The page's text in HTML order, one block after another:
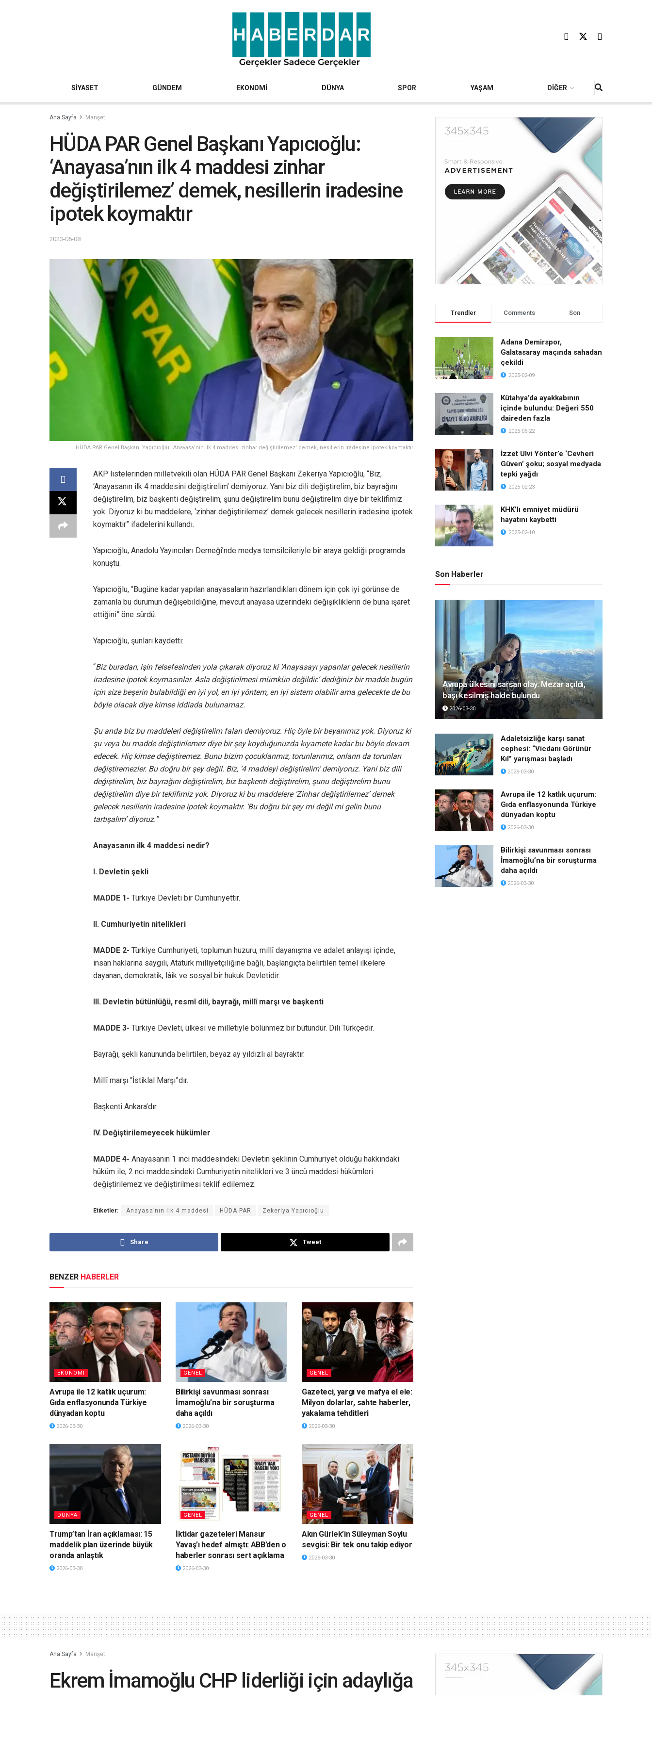
SİYASET GÜNDEM EKONOMİ DÜNYA SPOR YAŞAM DİĞER
Ana Sayfa Manşet
HÜDA PAR Genel Başkanı Yapıcıoğlu:
‘Anayasa’nın ilk 4 maddesi zinhar
değiştirilemez’ demek, nesillerin iradesine
ipotek koymaktır
2023-06-08
HÜDA PAR Genel Başkanı Yapıcıoğlu: 'Anayasa’nın ilk 4 maddesi zinhar değiştirilemez' demek, nesillerin iradesine ipotek koymaktır
AKP listelerinden milletvekili olan HÜDA PAR Genel Başkanı Zekeriya Yapıcıoğlu, “Biz,
‘Anayasanın ilk 4 maddesini değiştirelim’ demiyoruz. Yani biz dili değiştirelim, biz bayrağını
değiştirelim, biz başkenti değiştirelim, şunu değiştirelim bunu değiştirelim diye bir teklifimiz
yok. Diyoruz ki bu maddelere, ‘zinhar değiştirilemez’ demek gelecek nesillerin iradesine ipotek
koymaktır” ifadelerini kullandı.
Yapıcıoğlu, Anadolu Yayıncıları Derneği’nde medya temsilcileriyle bir araya geldiği programda
konuştu.
Yapıcıoğlu, “Bugüne kadar yapılan anayasaların hazırlandıkları dönem için çok iyi görünse de
zamanla bu durumun değişebildiğine, mevcut anayasa üzerindeki değişikliklerin de buna işaret
ettiğini” öne sürdü.
Yapıcıoğlu, şunları kaydetti:
“Biz buradan, işin felsefesinden yola çıkarak diyoruz ki ‘Anayasayı yapanlar gelecek nesillerin
iradesine ipotek koymasınlar. Asla değiştirilmesi mümkün değildir.’ dediğiniz bir madde bugün
için size beşerin bulabildiği en iyi yol, en iyi yöntem, en iyi sistem olabilir ama gelecekte de bu
böyle olacak diye kimse iddiada bulunamaz.
Şu anda biz bu maddeleri değiştirelim falan demiyoruz. Hiç öyle bir beyanımız yok. Diyoruz ki
şu veya bu madde değiştirilemez diye bir şey koyduğunuzda kıyamete kadar bu böyle devam
edecek. Hiç kimse değiştiremez. Bunu bizim çocuklarımız, torunlarımız, onların da torunları
değiştiremezler. Bu doğru bir şey değil. Biz, ‘4 maddeyi değiştirelim’ demiyoruz. Yani biz dili
değiştirelim, biz bayrağını değiştirelim, biz başkenti değiştirelim, şunu değiştirelim bunu
değiştirelim diye bir teklifimiz yok. Diyoruz ki bu maddelere ‘Zinhar değiştirilemez’ demek
gelecek nesillerin iradesine ipotek koymaktır. ‘Bu doğru bir şey mi değil mi gelin bunu
tartışalım’ diyoruz.”
Anayasanın ilk 4 maddesi nedir?
I. Devletin şekli
MADDE 1- Türkiye Devleti bir Cumhuriyettir.
II. Cumhuriyetin nitelikleri
MADDE 2- Türkiye Cumhuriyeti, toplumun huzuru, millî dayanışma ve adalet anlayışı içinde,
insan haklarına saygılı, Atatürk milliyetçiliğine bağlı, başlangıçta belirtilen temel ilkelere
dayanan, demokratik, lâik ve sosyal bir hukuk Devletidir.
III. Devletin bütünlüğü, resmî dili, bayrağı, millî marşı ve başkenti
MADDE 3- Türkiye Devleti, ülkesi ve milletiyle bölünmez bir bütündür. Dili Türkçedir.
Bayrağı, şekli kanununda belirtilen, beyaz ay yıldızlı al bayraktır.
Millî marşı “İstiklal Marşı”dır.
Başkenti Ankara’dır.
IV. Değiştirilemeyecek hükümler
MADDE 4- Anayasanın 1 inci maddesindeki Devletin şeklinin Cumhuriyet olduğu hakkındaki
hüküm ile, 2 nci maddesindeki Cumhuriyetin nitelikleri ve 3 üncü maddesi hükümleri
değiştirilemez ve değiştirilmesi teklif edilemez.
Etiketler: Anayasa’nın ilk 4 maddesi HÜDA PAR Zekeriya Yapıcıoğlu
Share Tweet
BENZER HABERLER
EKONOMI
Avrupa ile 12 katlık uçurum:
Gıda enflasyonunda Türkiye
dünyadan koptu
2026-03-30
GENEL
Bilirkişi savunması sonrası
İmamoğlu’na bir soruşturma
daha açıldı
2026-03-30
GENEL
Gazeteci, yargı ve mafya el ele:
Milyon dolarlar, sahte haberler,
yakalama tehditleri
2026-03-30
DÜNYA
Trump’tan İran açıklaması: 15
maddelik plan üzerinde büyük
oranda anlaştık
2026-03-30
GENEL
İktidar gazeteleri Mansur
Yavaş’ı hedef almıştı: ABB’den o
haberler sonrası sert açıklama
2026-03-30
GENEL
Akın Gürlek’in Süleyman Soylu
sevgisi: Bir tek onu takip ediyor
2026-03-30
Trendler Comments Son
Adana Demirspor,
Galatasaray maçında sahadan
çekildi
2025-02-09
Kütahya’da ayakkabının
içinde bulundu: Değeri 550
daireden fazla
2025-06-22
İzzet Ulvi Yönter’e ‘Cevheri
Güven’ şoku; sosyal medyada
tepki yağdı
2025-02-23
KHK’lı emniyet müdürü
hayatını kaybetti
2025-02-10
Son Haberler
Avrupa ülkesini sarsan olay: Mezar açıldı,
başı kesilmiş halde bulundu
2026-03-30
Adaletsizliğe karşı sanat
cephesi: “Vicdanı Görünür
Kıl” yarışması başladı
2026-03-30
Avrupa ile 12 katlık uçurum:
Gıda enflasyonunda Türkiye
dünyadan koptu
2026-03-30
Bilirkişi savunması sonrası
İmamoğlu’na bir soruşturma
daha açıldı
2026-03-30
Ana Sayfa Manşet
Ekrem İmamoğlu CHP liderliği için adaylığa